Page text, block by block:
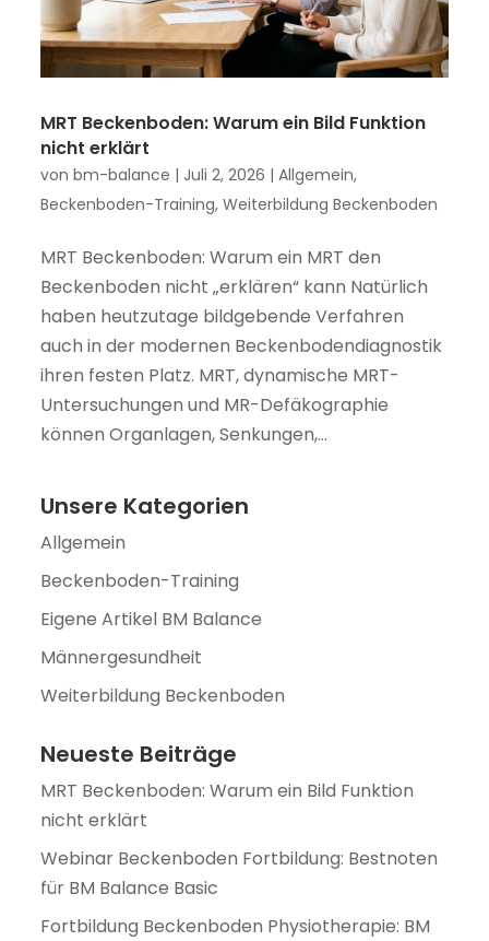
MRT Beckenboden: Warum ein Bild Funktion
nicht erklärt
vonbm-balance | Juli 2, 2026 |Allgemein,
Beckenboden-Training,Weiterbildung Beckenboden
MRT Beckenboden: Warum ein MRT den
Beckenboden nicht „erklären“ kann Natürlich
haben heutzutage bildgebende Verfahren
auch in der modernen Beckenbodendiagnostik
ihren festen Platz. MRT, dynamische MRT-
Untersuchungen und MR-Defäkographie
können Organlagen, Senkungen,...
Unsere Kategorien
Allgemein
Beckenboden-Training
Eigene Artikel BM Balance
Männergesundheit
Weiterbildung Beckenboden
Neueste Beiträge
MRT Beckenboden: Warum ein Bild Funktion
nicht erklärt
Webinar Beckenboden Fortbildung: Bestnoten
für BM Balance Basic
Fortbildung Beckenboden Physiotherapie: BM